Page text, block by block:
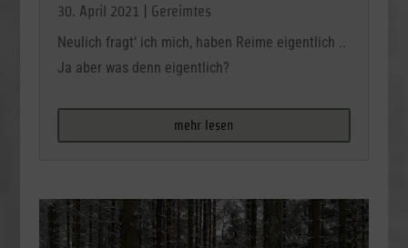
30. April 2021 Gereimtes
Neulich fragt‘ ich mich, haben Reime eigentlich ..
Ja aber was denn eigentlich?
mehr lesen